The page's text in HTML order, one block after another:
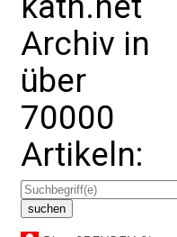
Archiv in
über
70000
Artikeln: